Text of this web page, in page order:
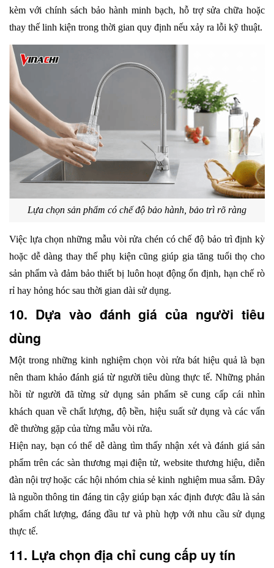
kèm với chính sách bảo hành minh bạch, hỗ trợ sửa chữa hoặc
thay thế linh kiện trong thời gian quy định nếu xảy ra lỗi kỹ thuật.
Lựa chọn sản phẩm có chế độ bảo hành, bảo trì rõ ràng
Việc lựa chọn những mẫu vòi rửa chén có chế độ bảo trì định kỳ
hoặc dễ dàng thay thế phụ kiện cũng giúp gia tăng tuổi thọ cho
sản phẩm và đảm bảo thiết bị luôn hoạt động ổn định, hạn chế rò
rỉ hay hỏng hóc sau thời gian dài sử dụng.
10. Dựa vào đánh giá của người tiêu
dùng
Một trong những kinh nghiệm chọn vòi rửa bát hiệu quả là bạn
nên tham khảo đánh giá từ người tiêu dùng thực tế. Những phản
hồi từ người đã từng sử dụng sản phẩm sẽ cung cấp cái nhìn
khách quan về chất lượng, độ bền, hiệu suất sử dụng và các vấn
đề thường gặp của từng mẫu vòi rửa.
Hiện nay, bạn có thể dễ dàng tìm thấy nhận xét và đánh giá sản
phẩm trên các sàn thương mại điện tử, website thương hiệu, diễn
đàn nội trợ hoặc các hội nhóm chia sẻ kinh nghiệm mua sắm. Đây
là nguồn thông tin đáng tin cậy giúp bạn xác định được đâu là sản
phẩm chất lượng, đáng đầu tư và phù hợp với nhu cầu sử dụng
thực tế.
11. Lựa chọn địa chỉ cung cấp uy tín